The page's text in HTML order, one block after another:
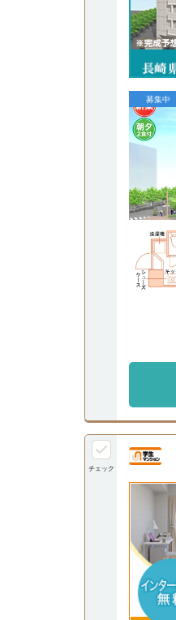
募集中
チェック